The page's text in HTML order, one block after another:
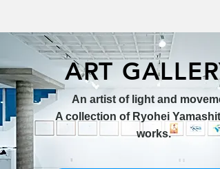
オリジナル原画【Splash image
1】
3（digital）
オリジナル原画【Horizon 2026-
1】
1】
ART
An artist of light and
A collection of Ryohei
works.